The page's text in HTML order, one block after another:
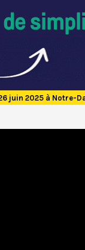
juin 2025 à Notre-